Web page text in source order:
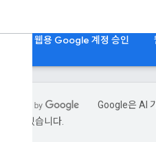
웹용 Google 계정 승인
Google은 AI
있을 수 있습니다.